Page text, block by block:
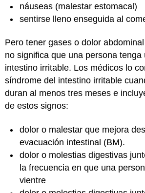
náuseas (malestar estomacal)
sentirse lleno enseguida al
Pero tener gases o dolor
no significa que una persona tenga
intestino irritable. Los médicos lo
síndrome del intestino irritable
duran al menos tres meses e
de estos signos:
dolor o malestar que mejora
evacuación intestinal (BM).
dolor o molestias digestivas
la frecuencia en que una
vientre